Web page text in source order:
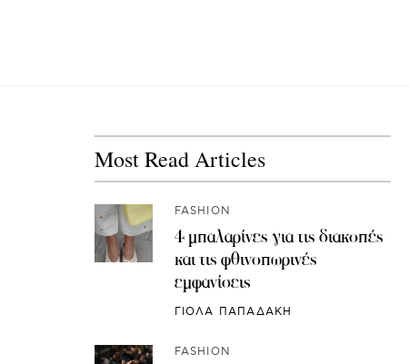
Most Read Articles
FASHION
4 μπαλαρίνες για τις διακοπές
και τις φθινοπωρινές
εμφανίσεις
ΓΙΟΛΑ ΠΑΠΑΔΑΚΗ
FASHION